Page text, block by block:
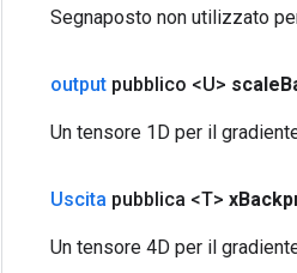
Segnaposto non utilizzato
output pubblico <U> scale
Un tensore 1D per il
Uscita pubblica <T> x
Un tensore 4D per il